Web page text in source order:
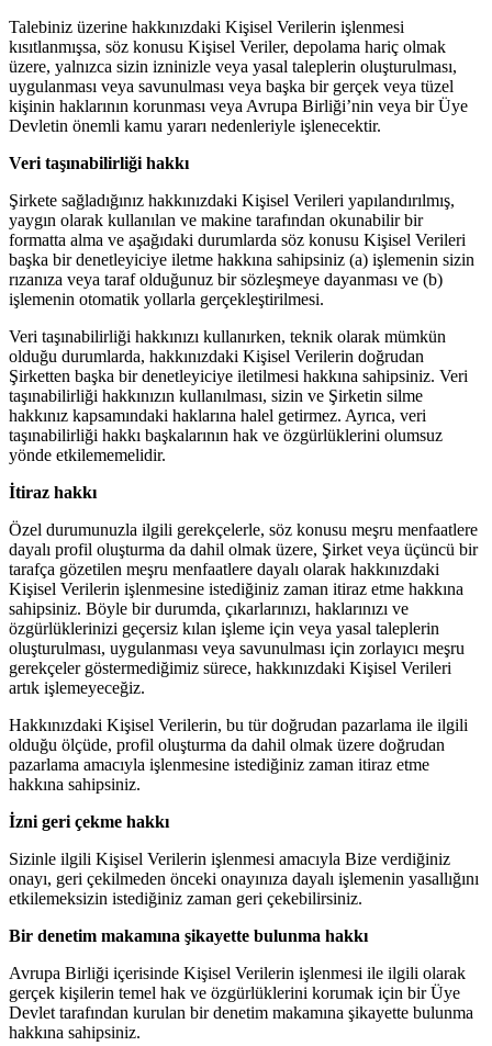
Talebiniz üzerine hakkınızdaki Kişisel Verilerin işlenmesi
kısıtlanmışsa, söz konusu Kişisel Veriler, depolama hariç olmak
üzere, yalnızca sizin izninizle veya yasal taleplerin oluşturulması,
uygulanması veya savunulması veya başka bir gerçek veya tüzel
kişinin haklarının korunması veya Avrupa Birliği’nin veya bir Üye
Devletin önemli kamu yararı nedenleriyle işlenecektir.
Veri taşınabilirliği hakkı
Şirkete sağladığınız hakkınızdaki Kişisel Verileri yapılandırılmış,
yaygın olarak kullanılan ve makine tarafından okunabilir bir
formatta alma ve aşağıdaki durumlarda söz konusu Kişisel Verileri
başka bir denetleyiciye iletme hakkına sahipsiniz (a) işlemenin sizin
rızanıza veya taraf olduğunuz bir sözleşmeye dayanması ve (b)
işlemenin otomatik yollarla gerçekleştirilmesi.
Veri taşınabilirliği hakkınızı kullanırken, teknik olarak mümkün
olduğu durumlarda, hakkınızdaki Kişisel Verilerin doğrudan
Şirketten başka bir denetleyiciye iletilmesi hakkına sahipsiniz. Veri
taşınabilirliği hakkınızın kullanılması, sizin ve Şirketin silme
hakkınız kapsamındaki haklarına halel getirmez. Ayrıca, veri
taşınabilirliği hakkı başkalarının hak ve özgürlüklerini olumsuz
yönde etkilememelidir.
İtiraz hakkı
Özel durumunuzla ilgili gerekçelerle, söz konusu meşru menfaatlere
dayalı profil oluşturma da dahil olmak üzere, Şirket veya üçüncü bir
tarafça gözetilen meşru menfaatlere dayalı olarak hakkınızdaki
Kişisel Verilerin işlenmesine istediğiniz zaman itiraz etme hakkına
sahipsiniz. Böyle bir durumda, çıkarlarınızı, haklarınızı ve
özgürlüklerinizi geçersiz kılan işleme için veya yasal taleplerin
oluşturulması, uygulanması veya savunulması için zorlayıcı meşru
gerekçeler göstermediğimiz sürece, hakkınızdaki Kişisel Verileri
artık işlemeyeceğiz.
Hakkınızdaki Kişisel Verilerin, bu tür doğrudan pazarlama ile ilgili
olduğu ölçüde, profil oluşturma da dahil olmak üzere doğrudan
pazarlama amacıyla işlenmesine istediğiniz zaman itiraz etme
hakkına sahipsiniz.
İzni geri çekme hakkı
Sizinle ilgili Kişisel Verilerin işlenmesi amacıyla Bize verdiğiniz
onayı, geri çekilmeden önceki onayınıza dayalı işlemenin yasallığını
etkilemeksizin istediğiniz zaman geri çekebilirsiniz.
Bir denetim makamına şikayette bulunma hakkı
Avrupa Birliği içerisinde Kişisel Verilerin işlenmesi ile ilgili olarak
gerçek kişilerin temel hak ve özgürlüklerini korumak için bir Üye
Devlet tarafından kurulan bir denetim makamına şikayette bulunma
hakkına sahipsiniz.